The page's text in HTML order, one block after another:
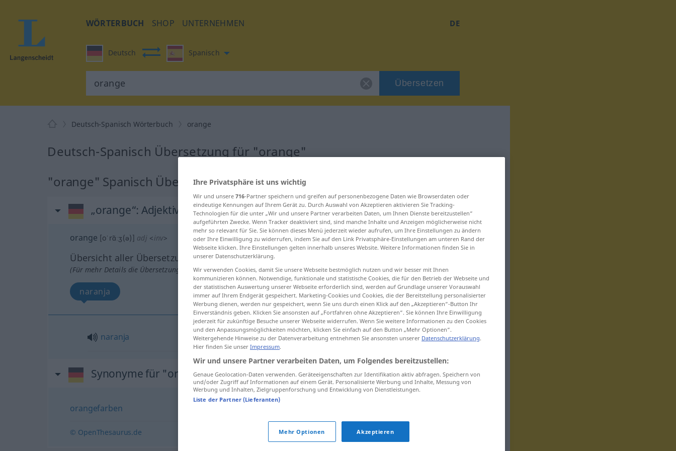
WÖRTERBUCH SHOP UNTERNEHMEN DE
Deutsch Spanisch
Übersetzen
Deutsch-Spanisch Wörterbuch orange
Deutsch-Spanisch Übersetzung für "orange"
"orange" Spanisch Übersetzung
„orange“: Adjektiv
orange [oˈrɑ̃ːʒ(ə)] adj <inv>
Übersicht aller Übersetzungen
(Für mehr Details die Übersetzung anklicken/antippen)
naranja
naranja orange
Synonyme für "orange"
orangefarben
© OpenThesaurus.de
Ihre Privatsphäre ist uns wichtig
Wir und unsere 716-Partner speichern und greifen auf personenbezogene Daten wie Browserdaten oder
eindeutige Kennungen auf Ihrem Gerät zu. Durch Auswahl von Akzeptieren aktivieren Sie Tracking-
Technologien für die unter „Wir und unsere Partner verarbeiten Daten, um Ihnen Dienste bereitzustellen“
aufgeführten Zwecke. Wenn Tracker deaktiviert sind, sind manche Inhalte und Anzeigen möglicherweise nicht
mehr so relevant für Sie. Sie können dieses Menü jederzeit wieder aufrufen, um Ihre Einstellungen zu ändern
oder Ihre Einwilligung zu widerrufen, indem Sie auf den Link Privatsphäre-Einstellungen am unteren Rand der
Webseite klicken. Ihre Einstellungen gelten innerhalb unseres Website. Weitere Informationen finden Sie in
unserer Datenschutzerklärung.
Wir verwenden Cookies, damit Sie unsere Webseite bestmöglich nutzen und wir besser mit Ihnen
kommunizieren können. Notwendige, funktionale und statistische Cookies, die für den Betrieb der Webseite und
der statistischen Auswertung unserer Webseite erforderlich sind, werden auf Grundlage unserer Vorauswahl
immer auf Ihrem Endgerät gespeichert. Marketing-Cookies und Cookies, die der Bereitstellung personalisierter
Werbung dienen, werden nur gespeichert, wenn Sie uns durch einen Klick auf den „Akzeptieren“-Button Ihr
Einverständnis geben. Klicken Sie ansonsten auf „Fortfahren ohne Akzeptieren“. Sie können Ihre Einwilligung
jederzeit für zukünftige Besuche unserer Webseite widerrufen. Wenn Sie weitere Informationen zu den Cookies
und den Anpassungsmöglichkeiten möchten, klicken Sie einfach auf den Button „Mehr Optionen“.
Weitergehende Hinweise zu der Datenverarbeitung entnehmen Sie ansonsten unserer Datenschutzerklärung.
Hier finden Sie unser Impressum.
Wir und unsere Partner verarbeiten Daten, um Folgendes bereitzustellen:
Genaue Geolocation-Daten verwenden. Geräteeigenschaften zur Identifikation aktiv abfragen. Speichern von
und/oder Zugriff auf Informationen auf einem Gerät. Personalisierte Werbung und Inhalte, Messung von
Werbung und Inhalten, Zielgruppenforschung und Entwicklung von Dienstleistungen.
Liste der Partner (Lieferanten)
Mehr Optionen Akzeptieren